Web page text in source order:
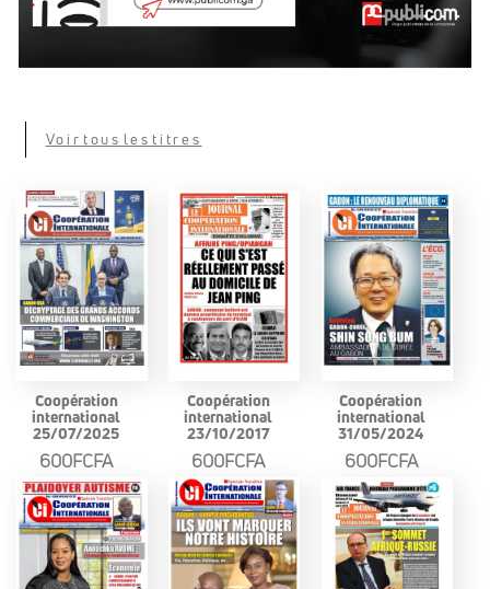
Voir tous les titres
Coopération
international
25/07/2025
600FCFA
Coopération
international
23/10/2017
600FCFA
Coopération
international
31/05/2024
600FCFA